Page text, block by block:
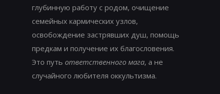
глубинную работу с родом, очищение
семейных кармических узлов,
освобождение застрявших душ, помощь
предкам и получение их благословения.
Это путь ответственного мага, а не
случайного любителя оккультизма.